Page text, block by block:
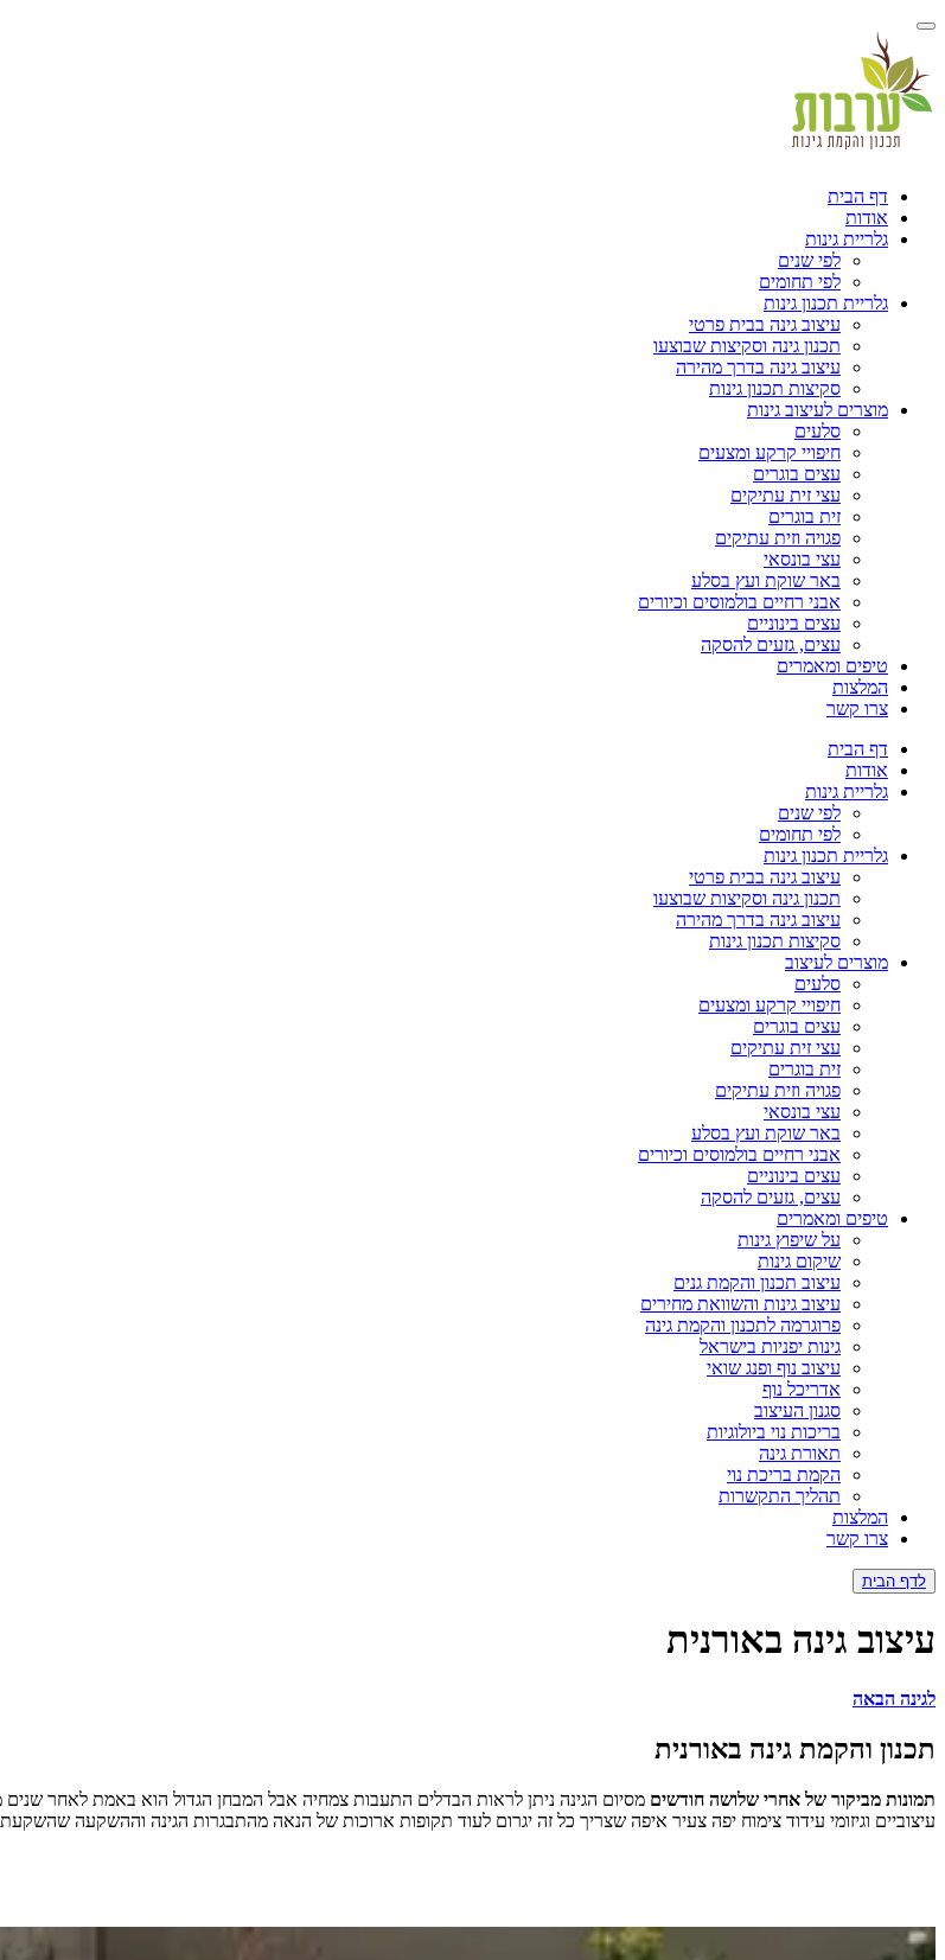
דף הבית
אודות
גלריית גינות
לפי שנים
לפי תחומים
גלריית תכנון גינות
עיצוב גינה בבית פרטי
תכנון גינה וסקיצות שבוצעו
עיצוב גינה בדרך מהירה
סקיצות תכנון גינות
מוצרים לעיצוב גינות
סלעים
חיפויי קרקע ומצעים
עצים בוגרים
עצי זית עתיקים
זית בוגרים
פגויה וזית עתיקים
עצי בונסאי
באר שוקת ועץ בסלע
אבני רחיים בולמוסים וכיורים
עצים בינוניים
עצים, גזעים להסקה
טיפים ומאמרים
המלצות
צרו קשר
דף הבית
אודות
גלריית גינות
לפי שנים
לפי תחומים
גלריית תכנון גינות
עיצוב גינה בבית פרטי
תכנון גינה וסקיצות שבוצעו
עיצוב גינה בדרך מהירה
סקיצות תכנון גינות
מוצרים לעיצוב
סלעים
חיפויי קרקע ומצעים
עצים בוגרים
עצי זית עתיקים
זית בוגרים
פגויה וזית עתיקים
עצי בונסאי
באר שוקת ועץ בסלע
אבני רחיים בולמוסים וכיורים
עצים בינוניים
עצים, גזעים להסקה
טיפים ומאמרים
על שיפוץ גינות
שיקום גינות
עיצוב תכנון והקמת גנים
עיצוב גינות והשוואת מחירים
פרוגרמה לתכנון והקמת גינה
גינות יפניות בישראל
עיצוב נוף ופנג שואי
אדריכל נוף
סגנון העיצוב
בריכות נוי ביולוגיות
תאורת גינה
הקמת בריכת נוי
תהליך התקשרות
המלצות
צרו קשר
לדף הבית
עיצוב גינה באורנית
לגינה הבאה
תכנון והקמת גינה באורנית
תמונות מביקור של אחרי שלושה חודשים מסיום הגינה ניתן לראות הבדלים התעבות צמחיה אבל המבחן הגדול הוא באמת לאחר
עיצוביים וגיזומי עידוד צימוח יפה צעיר איפה שצריך כל זה יגרום לעוד תקופות ארוכות של הנאה מהתבגרות הגינה וההשקעה